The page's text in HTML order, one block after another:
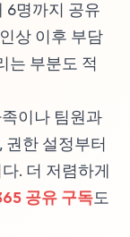
6명까지 공유
상 이후 부담
는 부분도 적
이나 팀원과
한 설정부터
. 더 저렴하게
공유 구독도